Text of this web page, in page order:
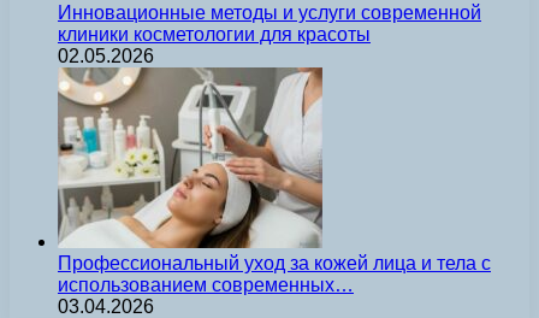
Инновационные методы и услуги современной
клиники косметологии для красоты
02.05.2026
Профессиональный уход за кожей лица и тела с
использованием современных…
03.04.2026